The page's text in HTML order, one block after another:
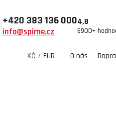
+420 383 136 000
info@spime.cz
4,8
6900+
KČ / EUR O nás